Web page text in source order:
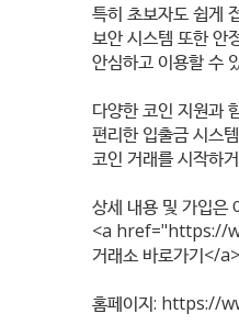
특히 초보자도 쉽게
보안 시스템 또한 안
안심하고 이용할 수
다양한 코인 지원과
편리한 입출금 시스
코인 거래를 시작하
상세 내용 및 가입은
<a href="https://
거래소 바로가기</a>
홈페이지: https://